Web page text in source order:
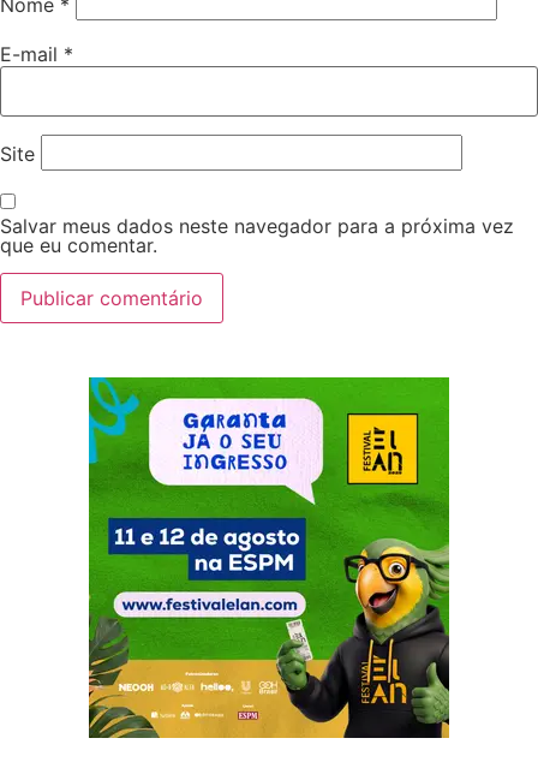
E-mail *
Site
Salvar meus dados neste navegador para a próxima vez
que eu comentar.